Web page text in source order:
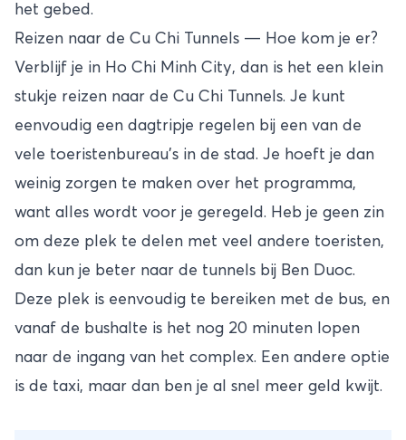
het gebed.
Reizen naar de Cu Chi Tunnels — Hoe kom je er?
Verblijf je in Ho Chi Minh City, dan is het een klein
stukje reizen naar de Cu Chi Tunnels. Je kunt
eenvoudig een dagtripje regelen bij een van de
vele toeristenbureau’s in de stad. Je hoeft je dan
weinig zorgen te maken over het programma,
want alles wordt voor je geregeld. Heb je geen zin
om deze plek te delen met veel andere toeristen,
dan kun je beter naar de tunnels bij Ben Duoc.
Deze plek is eenvoudig te bereiken met de bus, en
vanaf de bushalte is het nog 20 minuten lopen
naar de ingang van het complex. Een andere optie
is de taxi, maar dan ben je al snel meer geld kwijt.